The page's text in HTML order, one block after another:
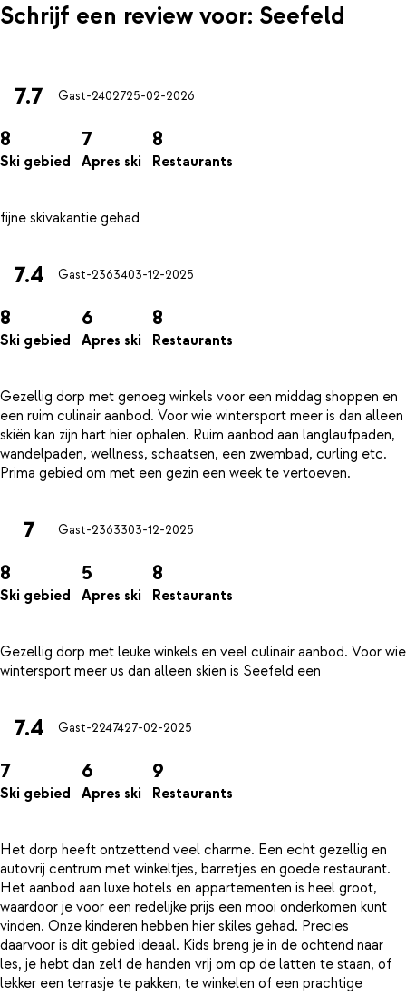
Schrijf een review voor: Seefeld
7.7 Gast-2402725-02-2026
8
Ski gebied
7
Apres ski
8
Restaurants
7.4 Gast-2363403-12-2025
8
Ski gebied
6
Apres ski
8
Restaurants
Gezellig dorp met genoeg winkels voor een middag shoppen en
een ruim culinair aanbod. Voor wie wintersport meer is dan alleen
skiën kan zijn hart hier ophalen. Ruim aanbod aan langlaufpaden,
wandelpaden, wellness, schaatsen, een zwembad, curling etc.
7 Gast-2363303-12-2025
8
Ski gebied
5
Apres ski
8
Restaurants
Gezellig dorp met leuke winkels en veel culinair aanbod. Voor wie
7.4 Gast-2247427-02-2025
7
Ski gebied
6
Apres ski
9
Restaurants
Het dorp heeft ontzettend veel charme. Een echt gezellig en
autovrij centrum met winkeltjes, barretjes en goede restaurant.
Het aanbod aan luxe hotels en appartementen is heel groot,
waardoor je voor een redelijke prijs een mooi onderkomen kunt
vinden. Onze kinderen hebben hier skiles gehad. Precies
daarvoor is dit gebied ideaal. Kids breng je in de ochtend naar
les, je hebt dan zelf de handen vrij om op de latten te staan, of
lekker een terrasje te pakken, te winkelen of een prachtige